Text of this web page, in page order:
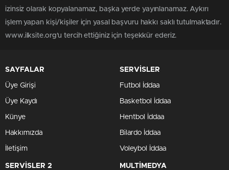
izinsiz olarak kopyalanamaz, başka yerde yayınlanamaz. Aykırı
işlem yapan kişi/kişiler için yasal başvuru hakkı saklı tutulmaktadır.
www.ilksite.org'u tercih ettiğiniz için teşekkür ederiz.
SAYFALAR
Üye Girişi
Üye Kaydı
Künye
Hakkımızda
İletişim
SERVİSLER
Futbol İddaa
Basketbol İddaa
Hentbol İddaa
Bilardo İddaa
Voleybol İddaa
SERVİSLER 2 MULTİMEDYA